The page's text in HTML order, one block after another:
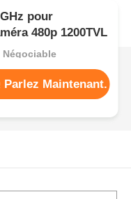
pour
480p 1200TVL
Négociable
Parlez Maintenant.